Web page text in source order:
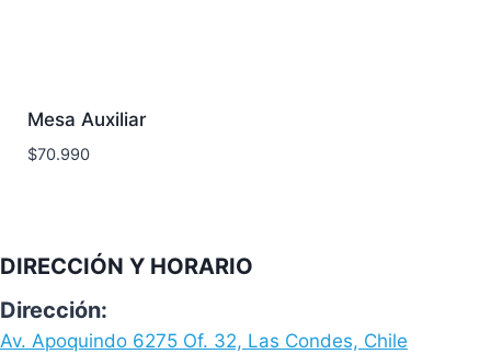
Mesa Auxiliar
$70.990
DIRECCIÓN Y HORARIO
Dirección:
Av. Apoquindo 6275 Of. 32, Las Condes, Chile